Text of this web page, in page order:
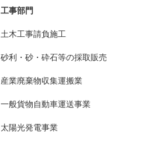
工事部門
土木工事請負施工
砂利・砂・砕石等の採取販売
産業廃棄物収集運搬業
一般貨物自動車運送事業
太陽光発電事業